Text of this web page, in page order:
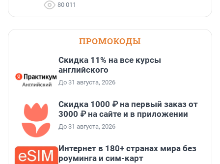
80 011
ПРОМОКОДЫ
Скидка 11% на все курсы
английского
До 31 августа, 2026
Скидка 1000 ₽ на первый заказ от
3000 ₽ на сайте и в приложении
До 31 августа, 2026
Интернет в 180+ странах мира без
роуминга и сим-карт